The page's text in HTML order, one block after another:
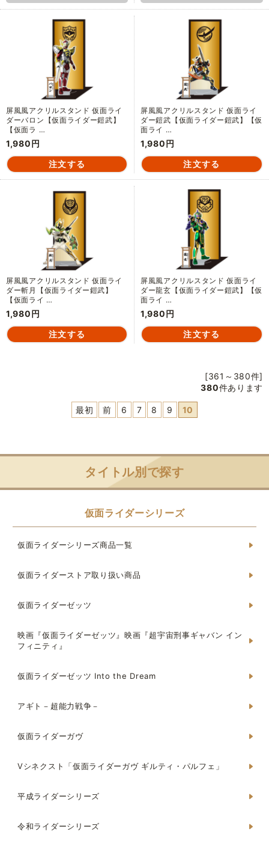
屏風風アクリルスタンド 仮面ライ
ダーバロン【仮面ライダー鎧武】
【仮面ラ …
1,980円
屏風風アクリルスタンド 仮面ライ
ダー鎧武【仮面ライダー鎧武】【仮
面ライ …
1,980円
屏風風アクリルスタンド 仮面ライ
ダー斬月【仮面ライダー鎧武】
【仮面ライ …
1,980円
屏風風アクリルスタンド 仮面ライ
ダー龍玄【仮面ライダー鎧武】【仮
面ライ …
1,980円
[361～380件]
380件あります
最初 前 6 7 8 9 10
タイトル別で探す
仮面ライダーシリーズ
仮面ライダーシリーズ商品一覧
仮面ライダーストア取り扱い商品
仮面ライダーゼッツ
映画『仮面ライダーゼッツ』映画『超宇宙刑事ギャバン イン
フィニティ』
仮面ライダーゼッツ Into the Dream
アギト－超能力戦争－
仮面ライダーガヴ
Vシネクスト「仮面ライダーガヴ ギルティ・パルフェ」
平成ライダーシリーズ
令和ライダーシリーズ